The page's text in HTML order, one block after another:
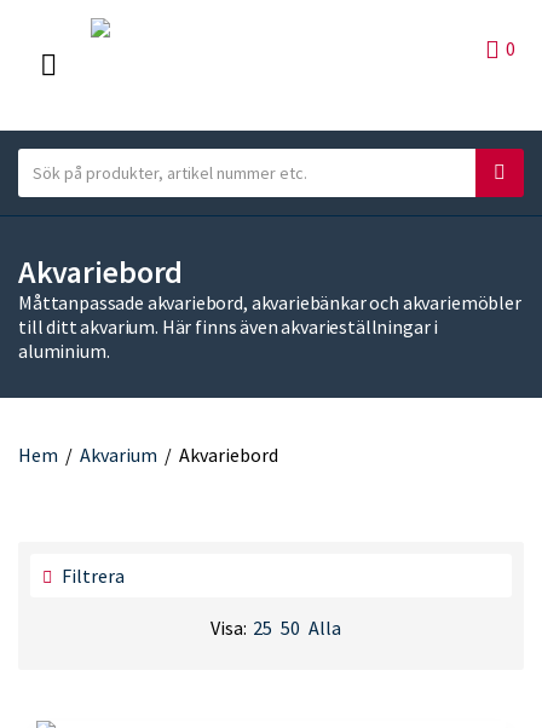
M
E
N
U
a
e
g
o
r
a
e
a
c
h
t
e
x
S
0
Akvariebord
Måttanpassade akvariebord, akvariebänkar och akvariemöbler
till ditt akvarium. Här finns även akvarieställningar i
aluminium.
Hem / Akvarium / Akvariebord
Filtrera
Visa: 25 50 Alla